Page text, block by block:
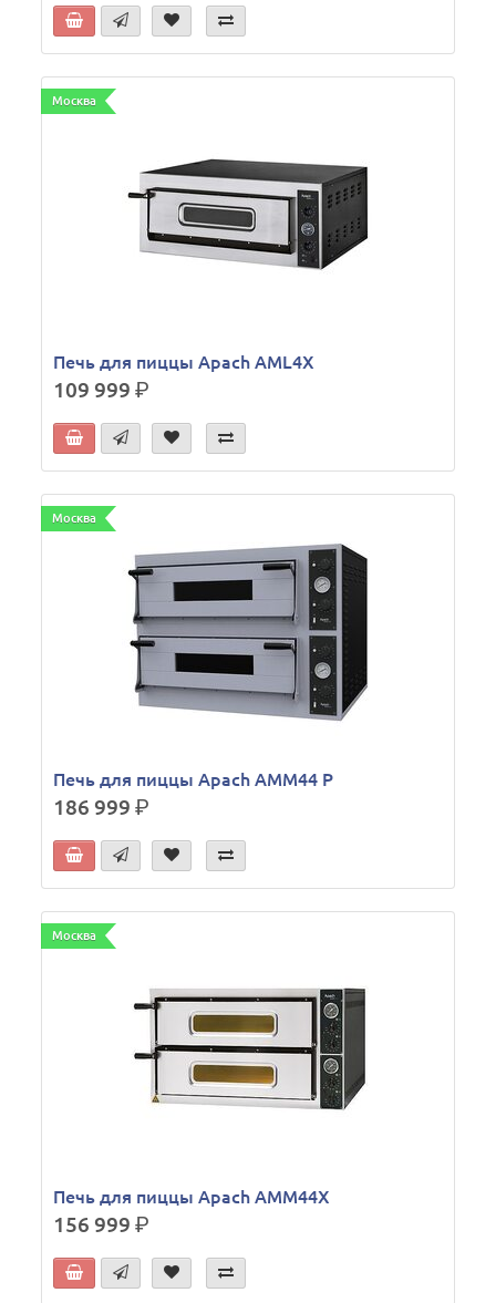
Москва
Печь для пиццы Apach AML4X
109 999р.
Москва
Печь для пиццы Apach AMM44 P
186 999р.
Москва
Печь для пиццы Apach AMM44X
156 999р.